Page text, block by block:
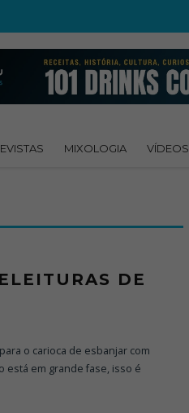
MIXOLOGIA VÍDEOS
DE
o carioca de esbanjar com
está em grande fase, isso é